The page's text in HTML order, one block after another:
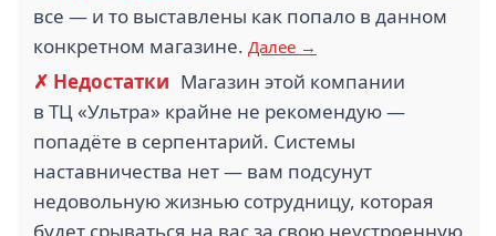
все — и то выставлены как попало в данном
конкретном магазине. Далее →
✗ Недостатки Магазин этой компании
в ТЦ «Ультра» крайне не рекомендую —
попадёте в серпентарий. Системы
наставничества нет — вам подсунут
недовольную жизнью сотрудницу, которая